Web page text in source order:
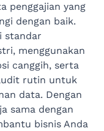
penggajian yang
dengan baik.
standar
menggunakan
canggih, serta
rutin untuk
data. Dengan
sama dengan
bisnis Anda